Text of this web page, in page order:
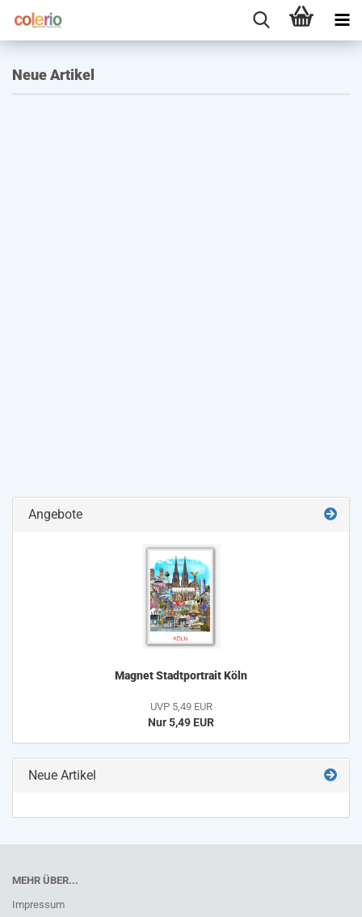
Neue Artikel
Angebote
Magnet Stadtportrait Köln
UVP 5,49 EUR
Nur 5,49 EUR
Neue Artikel
MEHR ÜBER...
Impressum